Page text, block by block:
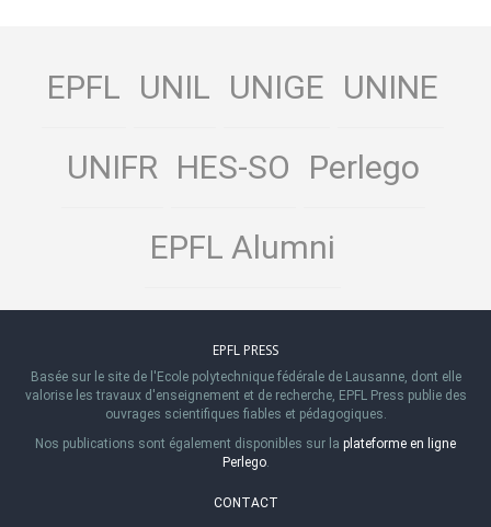
EPFL UNIL UNIGE UNINE
UNIFR HES-SO Perlego
EPFL Alumni
EPFL PRESS
Basée sur le site de l'Ecole polytechnique fédérale de Lausanne, dont elle
valorise les travaux d'enseignement et de recherche, EPFL Press publie des
ouvrages scientifiques fiables et pédagogiques.
Nos publications sont également disponibles sur la plateforme en ligne
Perlego.
CONTACT